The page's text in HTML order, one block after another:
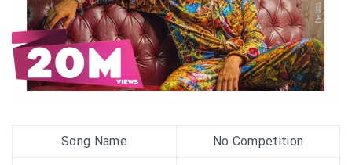
Song Name No Competition